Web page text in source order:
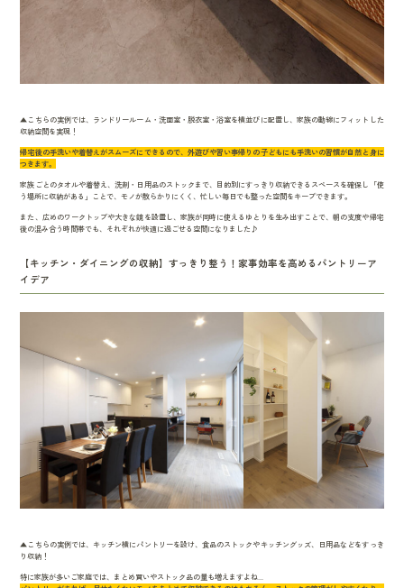
▲こちらの実例では、ランドリールーム・洗面室・脱衣室・浴室を横並びに配置し、家族の動線にフィットした
収納空間を実現！
帰宅後の手洗いや着替えがスムーズにできるので、外遊びや習い事帰りの子どもにも手洗いの習慣が自然と身に
つきます。
家族ごとのタオルや着替え、洗剤・日用品のストックまで、目的別にすっきり収納できるスペースを確保し「使
う場所に収納がある」ことで、モノが散らかりにくく、忙しい毎日でも整った空間をキープできます。
また、広めのワークトップや大きな鏡を設置し、家族が同時に使えるゆとりを生み出すことで、朝の支度や帰宅
後の混み合う時間帯でも、それぞれが快適に過ごせる空間になりました♪
【キッチン・ダイニングの収納】すっきり整う！家事効率を高めるパントリーア
イデア
▲こちらの実例では、キッチン横にパントリーを設け、食品のストックやキッチングッズ、日用品などをすっき
り収納！
特に家族が多いご家庭では、まとめ買いやストック品の量も増えますよね...